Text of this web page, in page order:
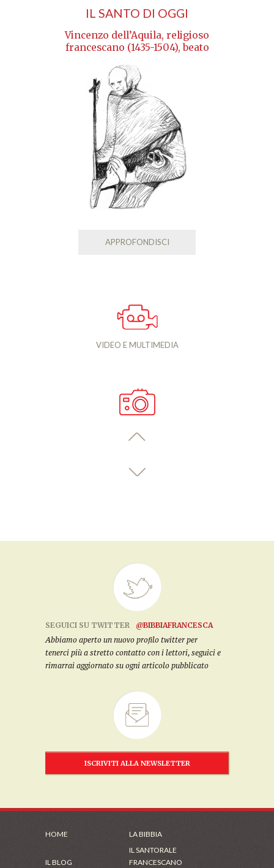
IL SANTO DI OGGI
Vincenzo dell’Aquila, religioso
francescano (1435-1504), beato
APPROFONDISCI
VIDEO E MULTIMEDIA
SEGUICI SU TWITTER
@BIBBIAFRANCESCA
Abbiamo aperto un nuovo profilo twitter per
tenerci più a stretto contatto con i lettori, seguici e
rimarrai aggiornato su ogni articolo pubblicato
ISCRIVITI ALLA NEWSLETTER
HOME LA BIBBIA
IL BLOG
IL SANTORALE
FRANCESCANO